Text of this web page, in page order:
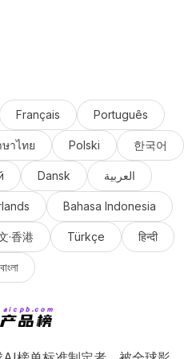
Français Português
าไทย Polski 한국어
Dansk العربية
Bahasa Indonesia
·香港 Türkçe हिन्दी
বাংলা